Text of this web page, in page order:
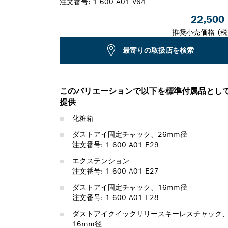
22,500
推奨小売価格 (
最寄りの取扱店を検索
このバリエーションで以下を標準付属品とし
提供
化粧箱
ダストアイ固定チャック、26mm径
注文番号: 1 600 A01 E29
エクステンション
注文番号: 1 600 A01 E27
ダストアイ固定チャック、16mm径
注文番号: 1 600 A01 E28
ダストアイクイックリリースキーレスチャック、
16mm径